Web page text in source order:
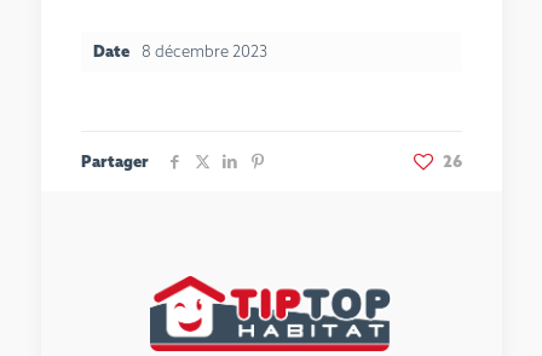
Date 8 décembre 2023
Partager 26